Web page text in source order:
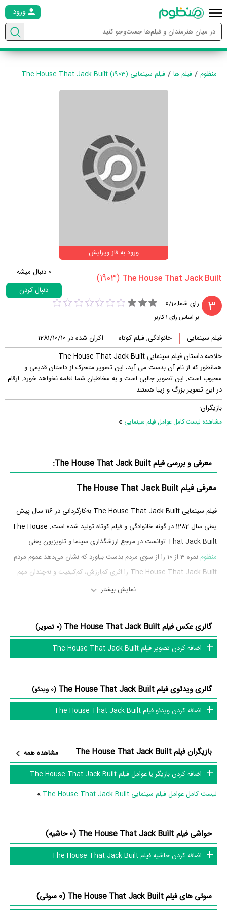
ورود
منظوم فیلم ها فیلم سینمایی The House That Jack Built (1903)
ورود به فاز ویرایش
(1903)
0 دنبال میشه
دنبال کردن
3 رای شما: 0/10
بر اساس رای 1کاربر
فیلم سینمایی خانوادگی, فیلم کوتاه
اکران شده در 1281/10/10
خلاصه داستان فیلم سینمایی The House That Jack Built
همانطور که از نام آن بدست می آید، این تصویر متحرک از داستان قدیمی و
محبوب است. این تصویر جالبی است و به مخاطبان شما لطمه نخواهد خورد. ارقام
در این تصویر بزرگ و زیبا هستند.
بازیگران:
مشاهده لیست کامل عوامل فیلم سینمایی »
معرفی و بررسی فیلم The House That Jack Built:
معرفی فیلم The House That Jack Built
فیلم سینمایی The House That Jack Built به‌کارگردانی در 116 سال پیش
یعنی سال 1282 در گونه خانوادگی و فیلم کوتاه تولید شده است. The House
That Jack Built توانست در مرجع ارزشگذاری سینما و تلویزیون یعنی
منظوم
نمره 3 از 10 را از سوی مردم بدست بیاورد که نشان می‌دهد عموم مردم
The House That Jack Built را اثری کم‌ارزش، کم‌کیفیت و نه‌چندان مهم
بازیگران فیلم The House That Jack Built چه کسانی هستند؟ در The
House That Jack Built بازیگرانی چون به ایفای نقش و بازیگری
Built را یک اثر کم‌بازیگر و با تعداد شخصیت‌های داستانی کم عنوان کرد.
از محتوا و داستان فیلم The House That Jack Built چقدر اطلاع دارید؟
در خلاصه داستانی که یا از سوی تیم رسانه‌ای اثر و یا توسط دیگر رسانه‌ها درباره
داستان The House That Jack Built منتشر شده است، می‌خوانیم:
محبوب است. این تصویر جالبی است و به مخاطبان شما لطمه نخواهد خورد.
ارقام در این تصویر بزرگ و زیبا هستند.»
فیلم The House That Jack Built از نظر ساختار (فرم)، محتوا و محیط
می‌توان گفت آثار مرتبط فیلم The House That Jack Built عبارت است از:
نمایش بیشتر
گالری عکس فیلم The House That Jack Built
(0 تصویر)
اضافه کردن تصویر فیلم The House That Jack Built
گالری ویدئوی فیلم The House That Jack Built
(0 ویدئو)
اضافه کردن ویدئو فیلم The House That Jack Built
بازیگران فیلم The House That Jack Built
مشاهده همه
اضافه کردن بازیگر یا عوامل فیلم The House That Jack Built
لیست کامل عوامل فیلم سینمایی The House That Jack Built
»
حواشی فیلم The House That Jack Built (0 حاشیه)
اضافه کردن حاشیه فیلم The House That Jack Built
سوتی های فیلم The House That Jack Built (0 سوتی)